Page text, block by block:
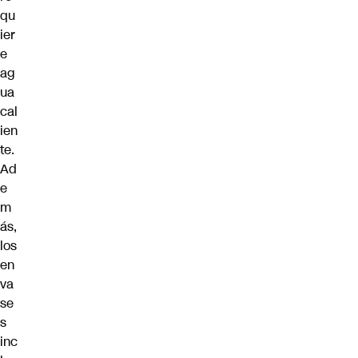
qu
ier
e
ag
ua
cal
ien
te.
Ad
e
m
ás,
los
en
va
se
s
inc